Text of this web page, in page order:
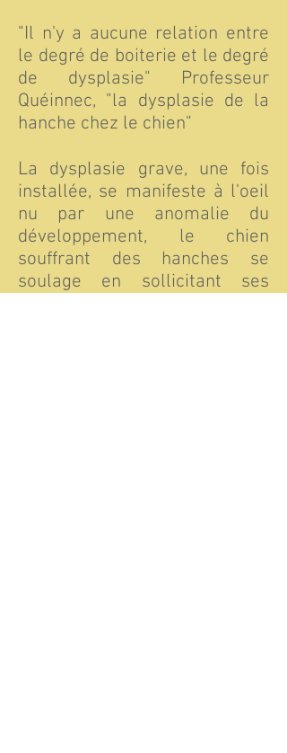
"Il n'y a aucune relation entre
le degré de boiterie et le degré
de dysplasie" Professeur
Quéinnec, "la dysplasie de la
hanche chez le chien"
La dysplasie grave, une fois
installée, se manifeste à l'oeil
nu par une anomalie du
développement, le chien
souffrant des hanches se
soulage en sollicitant ses